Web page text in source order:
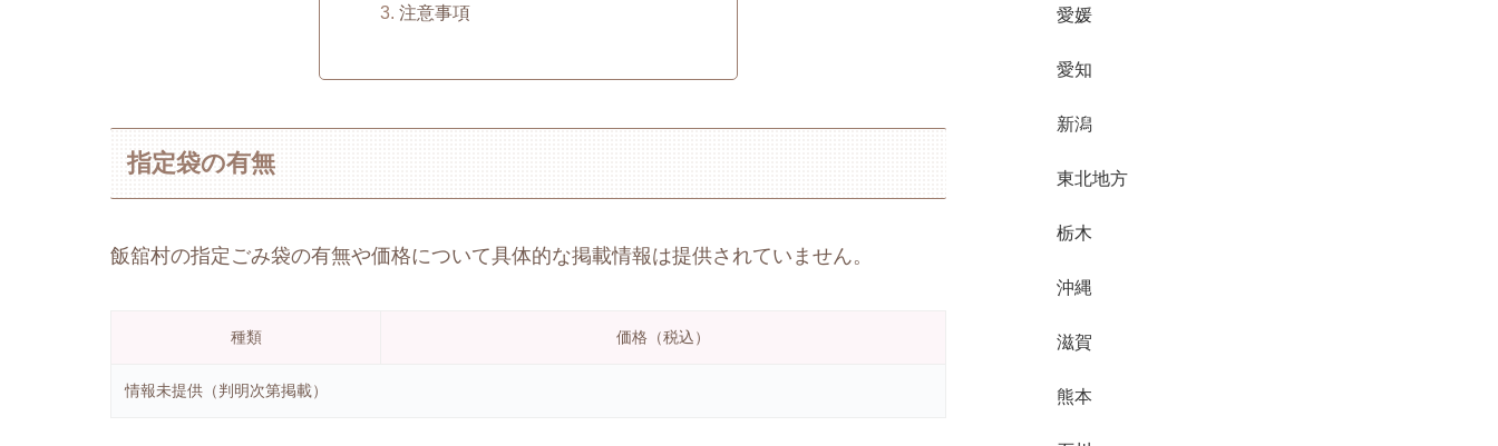
注意事項
指定袋の有無
飯舘村の指定ごみ袋の有無や価格について具体的な掲載情報は提供されていません。
種類 価格（税込）
情報未提供（判明次第掲載）
愛媛
愛知
新潟
東北地方
栃木
沖縄
滋賀
熊本